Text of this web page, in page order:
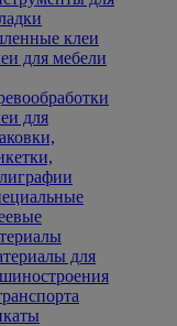
клеи
для мебели
для
для